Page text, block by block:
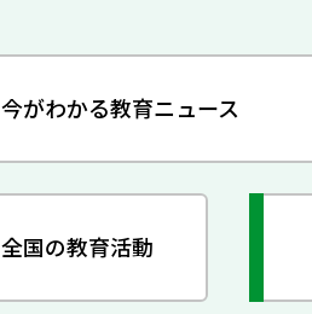
今がわかる教育ニュース
全国の教育活動